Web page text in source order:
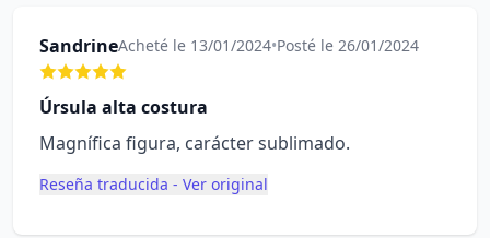
SandrineAcheté le 13/01/2024•Posté le 26/01/2024
Úrsula alta costura
Magnífica figura, carácter sublimado.
Reseña traducida - Ver original